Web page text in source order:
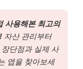
사용해본 최고의
자산 관리부터
단점과 실제 사
앱을 찾아보세